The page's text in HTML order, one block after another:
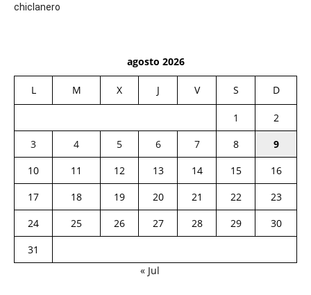
chiclanero
agosto 2026
L M X J V S D
1
2
3
4 5 6 7 8
9
10
11 12 13 14 15
16
17
18 19 20 21 22
23
24
25 26 27 28 29
30
31
« Jul